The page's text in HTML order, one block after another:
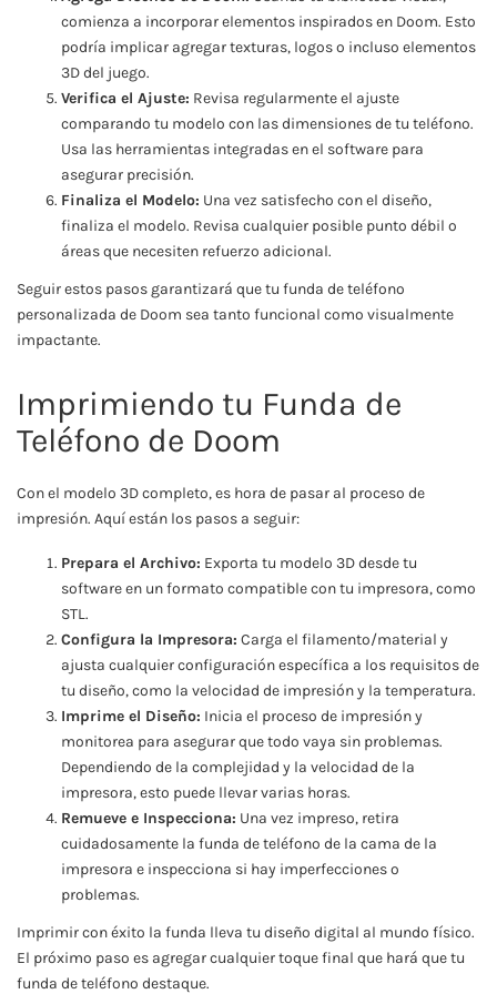
comienza a incorporar elementos inspirados en Doom. Esto
podría implicar agregar texturas, logos o incluso elementos
3D del juego.
Verifica el Ajuste: Revisa regularmente el ajuste
comparando tu modelo con las dimensiones de tu teléfono.
Usa las herramientas integradas en el software para
asegurar precisión.
Finaliza el Modelo: Una vez satisfecho con el diseño,
finaliza el modelo. Revisa cualquier posible punto débil o
áreas que necesiten refuerzo adicional.
Seguir estos pasos garantizará que tu funda de teléfono
personalizada de Doom sea tanto funcional como visualmente
impactante.
Imprimiendo tu Funda de
Teléfono de Doom
Con el modelo 3D completo, es hora de pasar al proceso de
impresión. Aquí están los pasos a seguir:
Prepara el Archivo: Exporta tu modelo 3D desde tu
software en un formato compatible con tu impresora, como
STL.
Configura la Impresora: Carga el filamento/material y
ajusta cualquier configuración específica a los requisitos de
tu diseño, como la velocidad de impresión y la temperatura.
Imprime el Diseño: Inicia el proceso de impresión y
monitorea para asegurar que todo vaya sin problemas.
Dependiendo de la complejidad y la velocidad de la
impresora, esto puede llevar varias horas.
Remueve e Inspecciona: Una vez impreso, retira
cuidadosamente la funda de teléfono de la cama de la
impresora e inspecciona si hay imperfecciones o
problemas.
Imprimir con éxito la funda lleva tu diseño digital al mundo físico.
El próximo paso es agregar cualquier toque final que hará que tu
funda de teléfono destaque.